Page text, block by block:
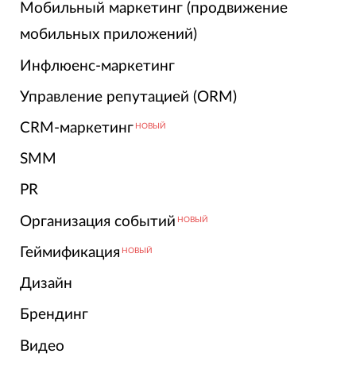
Мобильный маркетинг (продвижение
мобильных приложений)
Инфлюенс-маркетинг
Управление репутацией (ORM)
CRM-маркетинг НОВЫЙ
SMM
PR
Организация событий НОВЫЙ
Геймификация НОВЫЙ
Дизайн
Брендинг
Видео